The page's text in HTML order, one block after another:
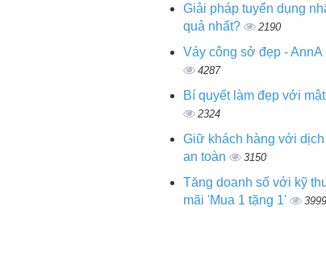
Giải pháp tuyển dụng
quả nhất?
2190
Váy công sở đẹp - AnnA
4287
Bí quyết làm đẹp với
2324
Giữ khách hàng với
an toàn
3150
Tăng doanh số với kỹ
mãi 'Mua 1 tặng 1'
3999